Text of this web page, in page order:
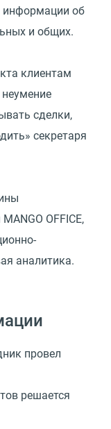
информации об
и общих.
клиентам
сделки,
секретаря
OFFICE,
аналитика.
провел
решается